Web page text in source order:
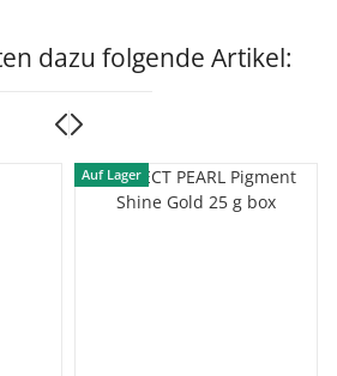
dazu folgende Artikel:
Auf Lager